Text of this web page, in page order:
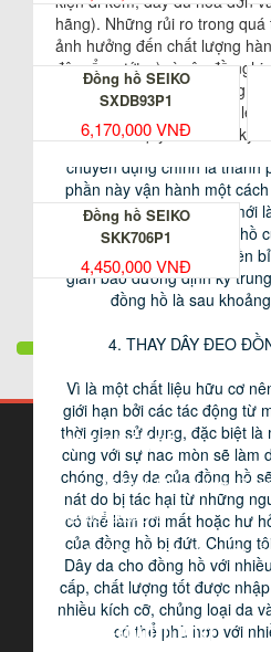
Hiện nay, các dây đeo tay
thuộc được chế tạo rất đẹp,
thật, chúng có thể giữ được
gian. Tuy nhiên, vì là một
của dây da bị giới hạn bởi
nước và qua thời gian sử
tay người đeo cùng với sự
lão hóa nhanh chóng. Để
đồng hồ và hạn chế dây da
cần tránh để chúng ở những
nên đeo đồng hồ dây da khi
hoặc đi dưới trời mưa. Dây
tạp, thẩm thấu được và
dung môi, chất tẩy, nước
vì những chất này có thể làm
Bộ máy của đồng hồ được
phận khác nhau, các bộ
động liên tục dựa trên sự
chuyên dụng chính là thành
phần này vận hành một
sạch máy và chấm dầu mới
giúp bộ máy chiếc đồng hồ
một cách chính xác và bền
gian bảo dưỡng định kỳ
đồng hồ là sau
4. THAY DÂY ĐEO
Vì là một chất liệu hữu cơ
giới hạn bởi các tác động từ
thời gian sử dụng, đặc biệt
cùng với sự hao mòn sẽ làm
chóng, dây da của đồng hồ
nát do bị tác hại từ những
có thể làm rơi mất hoặc hư
của đồng hồ bị đứt. Chúng
Dây da cho đồng hồ với
cấp, chất lượng tốt được
nhiều kích cỡ, chủng loại da
có thể phù hợp với
hãng). Những rủi ro trong
ảnh hưởng đến chất lượng
đập, ẩm ướt…) vì vậy đề nghị
kỹ hàng hóa khi nhận hàng.
trách nhiệm với những sai
hóa sau khi quý khách đã ký
Đồng hồ SEIKO
SXDB93P1
6,170,000 VNĐ
Đồng hồ SEIKO
SKK706P1
4,450,000 VNĐ
THÔNG TIN LIÊN HỆ
Xóm chợ, Xã Bình Minh, Huyện
Hotline: 0979694616
Dịch vụ thiết kế website theo yêu
PHẦN MỀM AUTO POST